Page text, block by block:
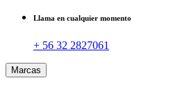
Llama en cualquier momento
+ 56 32 2827061
Marcas